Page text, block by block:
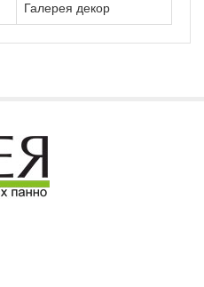
Галерея декор